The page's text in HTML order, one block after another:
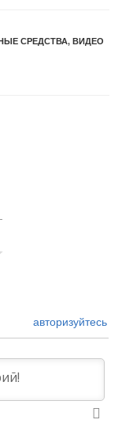
СРЕДСТВА, ВИДЕО
авторизуйтесь